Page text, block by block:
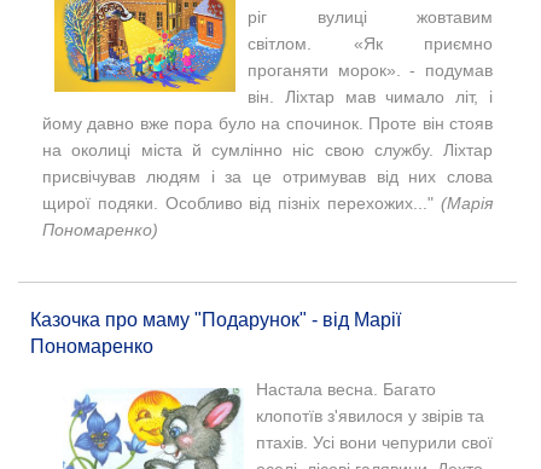
ріг вулиці жовтавим
світлом. «Як приємно
проганяти морок». - подумав
він. Ліхтар мав чимало літ, і
йому давно вже пора було на спочинок. Проте він стояв
на околиці міста й сумлінно ніс свою службу. Ліхтар
присвічував людям і за це отримував від них слова
щирої подяки. Особливо від пізніх перехожих..." (Марія
Пономаренко)
Казочка про маму "Подарунок" - від Марії
Пономаренко
Настала весна. Багато
клопотїв з'явилося у звірів та
птахів. Усі вони чепурили свої